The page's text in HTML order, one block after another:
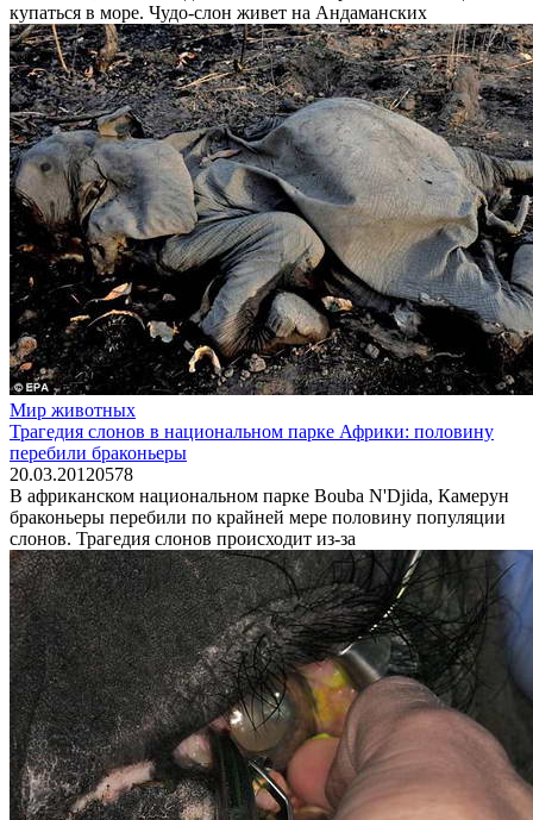
купаться в море. Чудо-слон живет на Андаманских
Мир животных
Трагедия слонов в национальном парке Африки: половину
перебили браконьеры
20.03.20120578
В африканском национальном парке Bouba N'Djida, Камерун
браконьеры перебили по крайней мере половину популяции
слонов. Трагедия слонов происходит из-за